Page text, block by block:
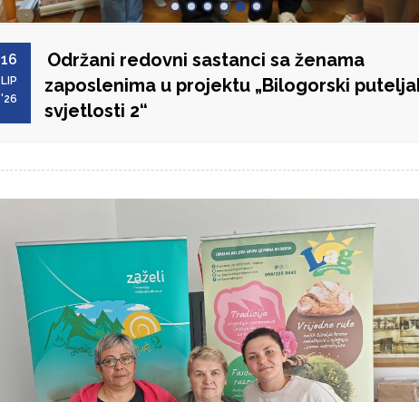
16
LIP
'26
Održani redovni sastanci sa ženama
zaposlenima u projektu „Bilogorski
svjetlosti 2“